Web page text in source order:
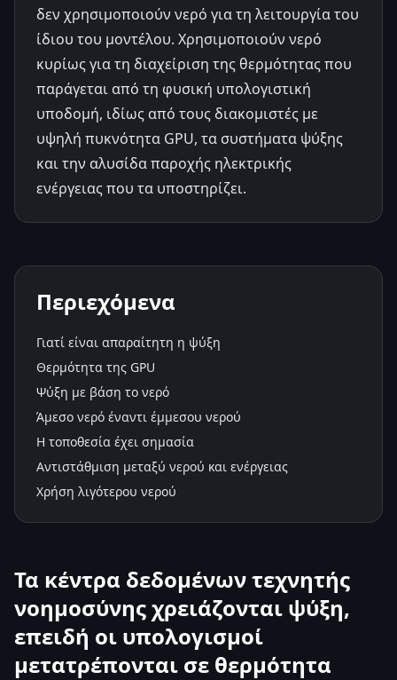
δεν χρησιμοποιούν νερό για τη λειτουργία του
ίδιου του μοντέλου. Χρησιμοποιούν νερό
κυρίως για τη διαχείριση της θερμότητας που
παράγεται από τη φυσική υπολογιστική
υποδομή, ιδίως από τους διακομιστές με
υψηλή πυκνότητα GPU, τα συστήματα ψύξης
και την αλυσίδα παροχής ηλεκτρικής
ενέργειας που τα υποστηρίζει.
Περιεχόμενα
Γιατί είναι απαραίτητη η ψύξη
Θερμότητα της GPU
Ψύξη με βάση το νερό
Άμεσο νερό έναντι έμμεσου νερού
Η τοποθεσία έχει σημασία
Αντιστάθμιση μεταξύ νερού και ενέργειας
Χρήση λιγότερου νερού
Τα κέντρα δεδομένων τεχνητής
νοημοσύνης χρειάζονται ψύξη,
επειδή οι υπολογισμοί
μετατρέπονται σε θερμότητα